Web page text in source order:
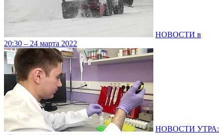
НОВОСТИ в
20:30 – 24 марта 2022
НОВОСТИ УТРА: